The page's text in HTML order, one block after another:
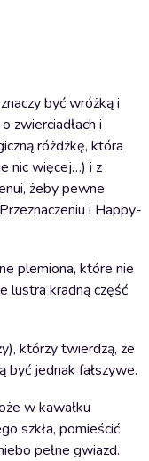
być wróżką i
zwierciadłach i
różdżkę, która
nic więcej…) i z
żeby pewne
i Happy-
plemiona, które nie
lustra kradną część
którzy twierdzą, że
być jednak fałszywe.
w kawałku
szkła, pomieścić
pełne gwiazd.